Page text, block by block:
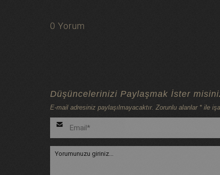
0 Yorum
Düşüncelerinizi Paylaşmak İster
E-mail adresiniz paylaşılmayacaktır. Zorunlu alanlar * ile